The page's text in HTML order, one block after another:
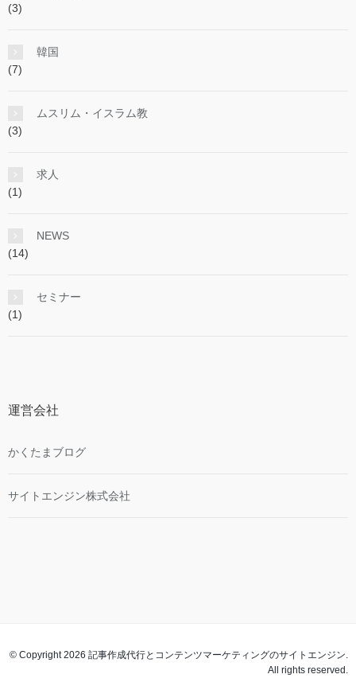
(3)
韓国
(7)
ムスリム・イスラム教
(3)
求人
(1)
NEWS
(14)
セミナー
(1)
運営会社
かくたまブログ
サイトエンジン株式会社
© Copyright 2026 記事作成代行とコンテンツマーケティングのサイトエンジン.
All rights reserved.